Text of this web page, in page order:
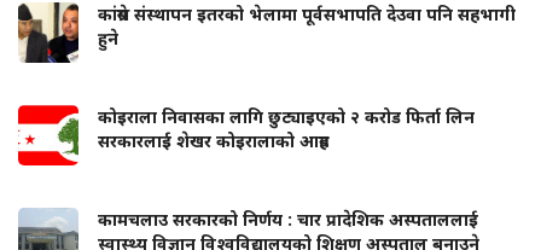
कांग्रेस संस्थापन इतरको भेलामा पूर्वसभापति देउवा पनि सहभागी
हुने
कोइराला निवासका लागि छुट्याइएको २ करोड फिर्ता लिन
सरकारलाई शेखर कोइरालाको आग्रह
कामचलाउ सरकारको निर्णय : चार प्रादेशिक अस्पताललाई
स्वास्थ्य विज्ञान विश्वविद्यालयको शिक्षण अस्पताल बनाउने